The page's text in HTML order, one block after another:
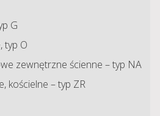
G
typ O
zewnętrzne ścienne – typ NA
kościelne – typ ZR